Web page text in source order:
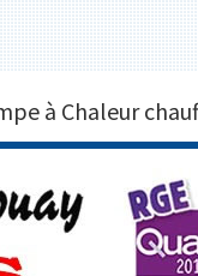
à Chaleur